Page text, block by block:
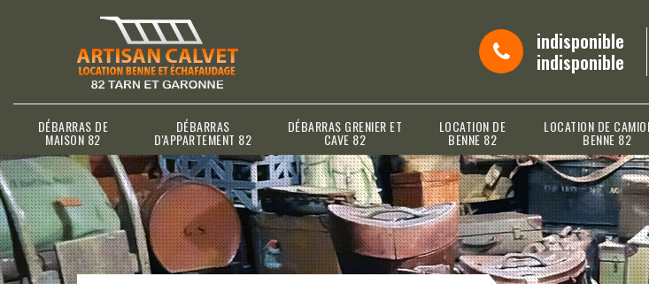
indisponible
indisponible
DÉBARRAS DE
MAISON 82
DÉBARRAS
D'APPARTEMENT 82
DÉBARRAS GRENIER ET
CAVE 82
LOCATION DE
BENNE 82
LOCATION DE
BENNE 82